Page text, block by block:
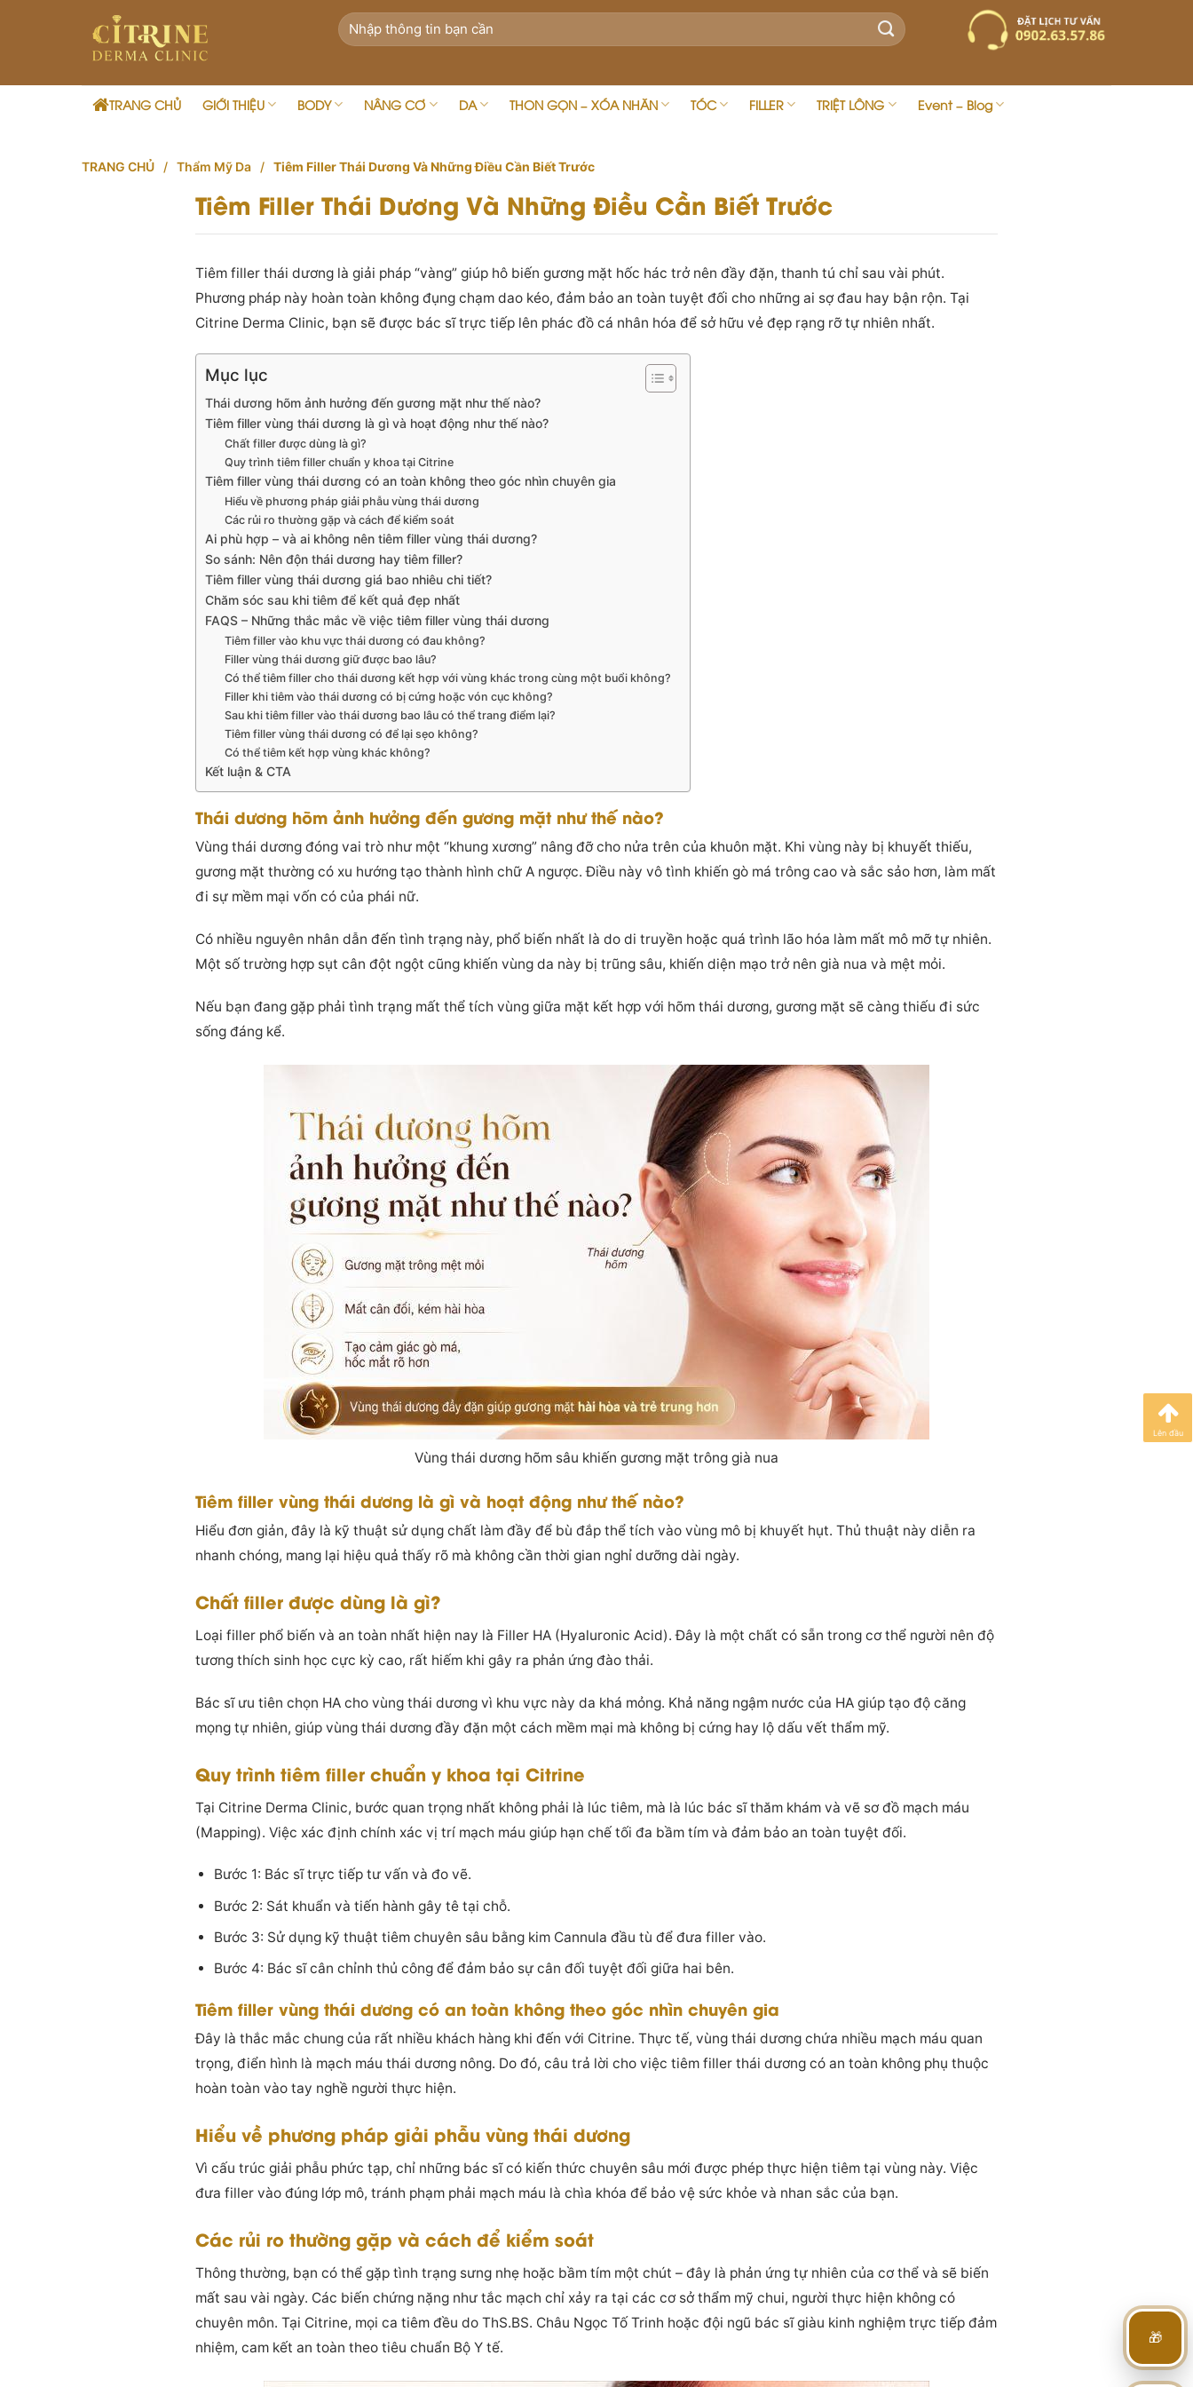
TRANG CHỦ GIỚI THIỆU BODY NÂNG CƠ DA THON GỌN – XÓA NHĂN TÓC FILLER TRIỆT LÔNG Event – Blog
TRANG CHỦ / Thẩm Mỹ Da / Tiêm Filler Thái Dương Và Những Điều Cần Biết Trước
Tiêm Filler Thái Dương Và Những Điều Cần Biết Trước
Tiêm filler thái dương là giải pháp “vàng” giúp hô biến gương mặt hốc hác trở nên đầy đặn, thanh tú chỉ sau vài phút.
Phương pháp này hoàn toàn không đụng chạm dao kéo, đảm bảo an toàn tuyệt đối cho những ai sợ đau hay bận rộn. Tại
Citrine Derma Clinic, bạn sẽ được bác sĩ trực tiếp lên phác đồ cá nhân hóa để sở hữu vẻ đẹp rạng rỡ tự nhiên nhất.
Mục lục
Thái dương hõm ảnh hưởng đến gương mặt như thế nào?
Tiêm filler vùng thái dương là gì và hoạt động như thế nào?
Chất filler được dùng là gì?
Quy trình tiêm filler chuẩn y khoa tại Citrine
Tiêm filler vùng thái dương có an toàn không theo góc nhìn chuyên gia
Hiểu về phương pháp giải phẫu vùng thái dương
Các rủi ro thường gặp và cách để kiểm soát
Ai phù hợp – và ai không nên tiêm filler vùng thái dương?
So sánh: Nên độn thái dương hay tiêm filler?
Tiêm filler vùng thái dương giá bao nhiêu chi tiết?
Chăm sóc sau khi tiêm để kết quả đẹp nhất
FAQS – Những thắc mắc về việc tiêm filler vùng thái dương
Tiêm filler vào khu vực thái dương có đau không?
Filler vùng thái dương giữ được bao lâu?
Có thể tiêm filler cho thái dương kết hợp với vùng khác trong cùng một buổi không?
Filler khi tiêm vào thái dương có bị cứng hoặc vón cục không?
Sau khi tiêm filler vào thái dương bao lâu có thể trang điểm lại?
Tiêm filler vùng thái dương có để lại sẹo không?
Có thể tiêm kết hợp vùng khác không?
Kết luận & CTA
Thái dương hõm ảnh hưởng đến gương mặt như thế nào?
Vùng thái dương đóng vai trò như một “khung xương” nâng đỡ cho nửa trên của khuôn mặt. Khi vùng này bị khuyết thiếu,
gương mặt thường có xu hướng tạo thành hình chữ A ngược. Điều này vô tình khiến gò má trông cao và sắc sảo hơn, làm mất
đi sự mềm mại vốn có của phái nữ.
Có nhiều nguyên nhân dẫn đến tình trạng này, phổ biến nhất là do di truyền hoặc quá trình lão hóa làm mất mô mỡ tự nhiên.
Một số trường hợp sụt cân đột ngột cũng khiến vùng da này bị trũng sâu, khiến diện mạo trở nên già nua và mệt mỏi.
Nếu bạn đang gặp phải tình trạng mất thể tích vùng giữa mặt kết hợp với hõm thái dương, gương mặt sẽ càng thiếu đi sức
sống đáng kể.
Vùng thái dương hõm sâu khiến gương mặt trông già nua
Tiêm filler vùng thái dương là gì và hoạt động như thế nào?
Hiểu đơn giản, đây là kỹ thuật sử dụng chất làm đầy để bù đắp thể tích vào vùng mô bị khuyết hụt. Thủ thuật này diễn ra
nhanh chóng, mang lại hiệu quả thấy rõ mà không cần thời gian nghỉ dưỡng dài ngày.
Chất filler được dùng là gì?
Loại filler phổ biến và an toàn nhất hiện nay là Filler HA (Hyaluronic Acid). Đây là một chất có sẵn trong cơ thể người nên độ
tương thích sinh học cực kỳ cao, rất hiếm khi gây ra phản ứng đào thải.
Bác sĩ ưu tiên chọn HA cho vùng thái dương vì khu vực này da khá mỏng. Khả năng ngậm nước của HA giúp tạo độ căng
mọng tự nhiên, giúp vùng thái dương đầy đặn một cách mềm mại mà không bị cứng hay lộ dấu vết thẩm mỹ.
Quy trình tiêm filler chuẩn y khoa tại Citrine
Tại Citrine Derma Clinic, bước quan trọng nhất không phải là lúc tiêm, mà là lúc bác sĩ thăm khám và vẽ sơ đồ mạch máu
(Mapping). Việc xác định chính xác vị trí mạch máu giúp hạn chế tối đa bầm tím và đảm bảo an toàn tuyệt đối.
Bước 1: Bác sĩ trực tiếp tư vấn và đo vẽ.
Bước 2: Sát khuẩn và tiến hành gây tê tại chỗ.
Bước 3: Sử dụng kỹ thuật tiêm chuyên sâu bằng kim Cannula đầu tù để đưa filler vào.
Bước 4: Bác sĩ cân chỉnh thủ công để đảm bảo sự cân đối tuyệt đối giữa hai bên.
Tiêm filler vùng thái dương có an toàn không theo góc nhìn chuyên gia
Đây là thắc mắc chung của rất nhiều khách hàng khi đến với Citrine. Thực tế, vùng thái dương chứa nhiều mạch máu quan
trọng, điển hình là mạch máu thái dương nông. Do đó, câu trả lời cho việc tiêm filler thái dương có an toàn không phụ thuộc
hoàn toàn vào tay nghề người thực hiện.
Hiểu về phương pháp giải phẫu vùng thái dương
Vì cấu trúc giải phẫu phức tạp, chỉ những bác sĩ có kiến thức chuyên sâu mới được phép thực hiện tiêm tại vùng này. Việc
đưa filler vào đúng lớp mô, tránh phạm phải mạch máu là chìa khóa để bảo vệ sức khỏe và nhan sắc của bạn.
Các rủi ro thường gặp và cách để kiểm soát
Thông thường, bạn có thể gặp tình trạng sưng nhẹ hoặc bầm tím một chút – đây là phản ứng tự nhiên của cơ thể và sẽ biến
mất sau vài ngày. Các biến chứng nặng như tắc mạch chỉ xảy ra tại các cơ sở thẩm mỹ chui, người thực hiện không có
chuyên môn. Tại Citrine, mọi ca tiêm đều do ThS.BS. Châu Ngọc Tố Trinh hoặc đội ngũ bác sĩ giàu kinh nghiệm trực tiếp đảm
nhiệm, cam kết an toàn theo tiêu chuẩn Bộ Y tế.
Lên đầu
🎁